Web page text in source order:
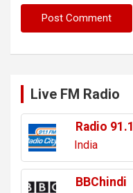
Live FM Radio
Radio 91.1
India
BBChindi